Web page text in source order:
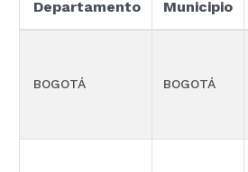
Departamento Municipio
BOGOTÁ BOGOTÁ